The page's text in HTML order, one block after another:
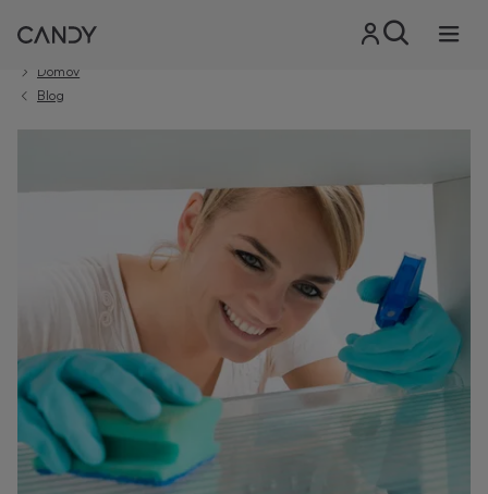
Domov
Blog